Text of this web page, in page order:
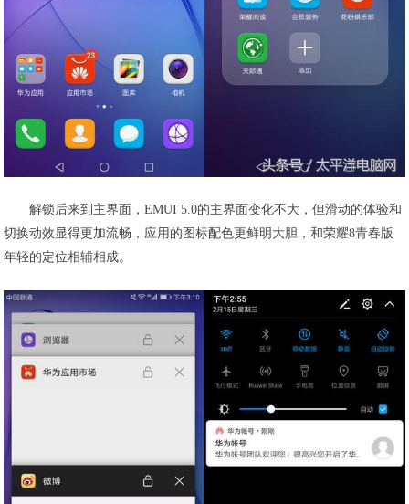
解锁后来到主界面，EMUI 5.0的主界面变化不大，但滑动的体验和
切换动效显得更加流畅，应用的图标配色更鲜明大胆，和荣耀8青春版
年轻的定位相辅相成。